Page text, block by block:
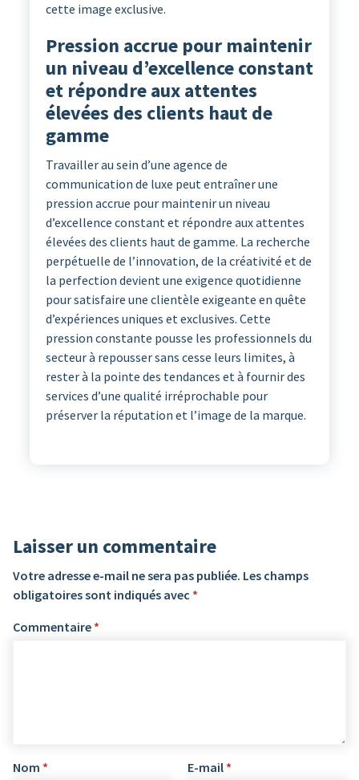
cette image exclusive.
Pression accrue pour maintenir
un niveau d’excellence constant
et répondre aux attentes
élevées des clients haut de
gamme
Travailler au sein d’une agence de
communication de luxe peut entraîner une
pression accrue pour maintenir un niveau
d’excellence constant et répondre aux attentes
élevées des clients haut de gamme. La recherche
perpétuelle de l’innovation, de la créativité et de
la perfection devient une exigence quotidienne
pour satisfaire une clientèle exigeante en quête
d’expériences uniques et exclusives. Cette
pression constante pousse les professionnels du
secteur à repousser sans cesse leurs limites, à
rester à la pointe des tendances et à fournir des
services d’une qualité irréprochable pour
préserver la réputation et l’image de la marque.
Laisser un commentaire
Votre adresse e-mail ne sera pas publiée. Les champs
obligatoires sont indiqués avec *
Commentaire *
Nom * E-mail *